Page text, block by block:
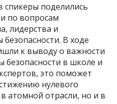
спикеры поделились
по вопросам
лидерства и
В ходе
к выводу о важности
безопасности в школе и
это поможет
нулевого
атомной отрасли, но и в